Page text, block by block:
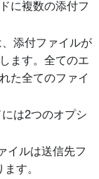
に複数の添付フ
添付ファイルが
ます。全てのエ
た全てのファイ
は2つのオプシ
イルは送信先フ
す。